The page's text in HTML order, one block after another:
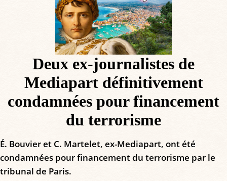
Deux ex-journalistes de
Mediapart définitivement
condamnées pour financement
du terrorisme
É. Bouvier et C. Martelet, ex-Mediapart, ont été
condamnées pour financement du terrorisme par le
tribunal de Paris.